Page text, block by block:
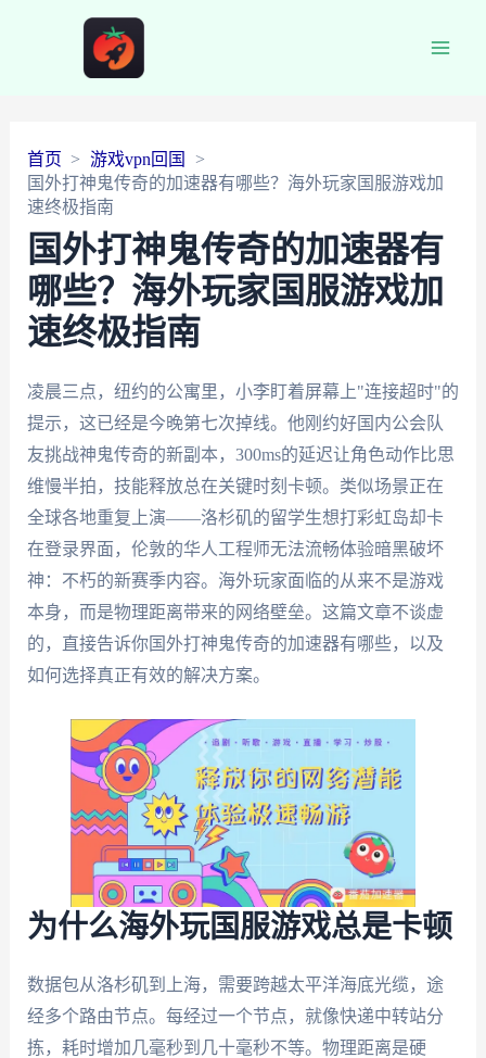
首页
游戏vpn回国
国外打神鬼传奇的加速器有哪些？海外玩家国服游戏加
速终极指南
国外打神鬼传奇的加速器有
哪些？海外玩家国服游戏加
速终极指南
凌晨三点，纽约的公寓里，小李盯着屏幕上"连接超时"的
提示，这已经是今晚第七次掉线。他刚约好国内公会队
友挑战神鬼传奇的新副本，300ms的延迟让角色动作比思
维慢半拍，技能释放总在关键时刻卡顿。类似场景正在
全球各地重复上演——洛杉矶的留学生想打彩虹岛却卡
在登录界面，伦敦的华人工程师无法流畅体验暗黑破坏
神：不朽的新赛季内容。海外玩家面临的从来不是游戏
本身，而是物理距离带来的网络壁垒。这篇文章不谈虚
的，直接告诉你国外打神鬼传奇的加速器有哪些，以及
如何选择真正有效的解决方案。
为什么海外玩国服游戏总是卡顿
数据包从洛杉矶到上海，需要跨越太平洋海底光缆，途
经多个路由节点。每经过一个节点，就像快递中转站分
拣，耗时增加几毫秒到几十毫秒不等。物理距离是硬